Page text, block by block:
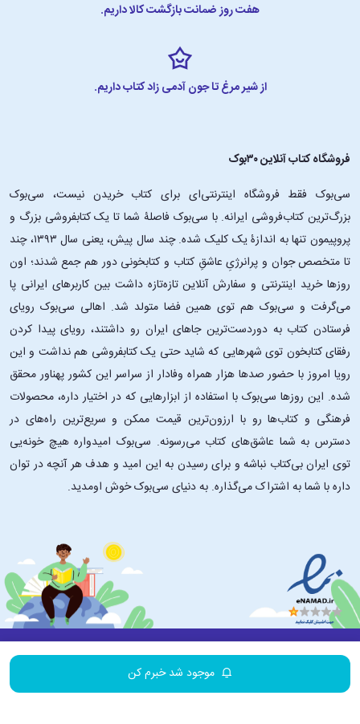
موجود شد خبرم کن
هفت روز ضمانت بازگشت کالا داریم.
از شیر مرغ تا جون آدمی زاد کتاب داریم.
فروشگاه کتاب آنلاین ۳۰بوک
سی‌بوک فقط فروشگاه اینترنتی‌ای برای کتاب خریدن نیست، سی‌بوک
بزرگ‌ترین کتاب‌فروشی ایرانه. با سی‌بوک فاصلۀ شما تا یک کتابفروشی بزرگ و
پروپیمون تنها به اندازۀ یک کلیک شده. چند سال پیش، یعنی سال ۱۳۹۳، چند
تا متخصص جوان و پرانرژیِ عاشقِ کتاب و کتابخونی دور هم جمع شدند؛ اون‌
روزها خرید اینترنتی و سفارش آنلاین تازه‌تازه داشت بین کاربرهای ایرانی پا
می‌گرفت و سی‌بوک هم توی همین فضا متولد شد. اهالی سی‌بوک رویای
فرستادن کتاب به دوردست‌ترین جاهای ایران رو داشتند، رویای پیدا کردن
رفقای کتابخون توی شهرهایی که شاید حتی یک کتابفروشی هم نداشت و این
رویا امروز با حضور صدها هزار همراه وفادار از سراسر این کشور پهناور محقق
شده. این ‌روزها سی‌بوک با استفاده از ابزارهایی که در اختیار داره، محصولات
فرهنگی و کتاب‌ها رو با ارزون‌ترین قیمت ممکن و سریع‌ترین راه‌های در
دسترس به شما عاشق‌های کتاب می‌رسونه. سی‌بوک امیدواره هیچ خونه‌یی
توی ایران بی‌کتاب نباشه و برای رسیدن به این امید و هدف هر آنچه در توان
داره با شما به اشتراک می‌گذاره. به دنیای سی‌بوک خوش اومدید.
درباره ۳۰بوک تماس با ما سایر لینک‌ها